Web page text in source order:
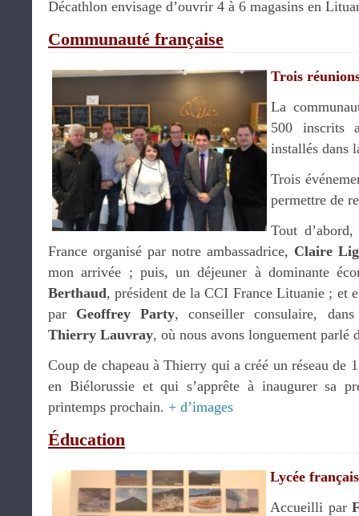
Décathlon envisage d’ouvrir 4 à 6 magasins en
Communauté française
Trois
La
500 inscrits
installés dans
Trois
permettre de
Tout
France organisé par notre ambassadrice, Claire
mon arrivée ; puis, un déjeuner à dominante
Berthaud, président de la CCI France Lituanie ; et
par Geoffrey Party, conseiller consulaire,
Thierry Lauvray, où nous avons longuement parlé
Coup de chapeau à Thierry qui a créé un réseau de
en Biélorussie et qui s’apprête à inaugurer sa
printemps prochain. + d’images
Éducation
Lycée français
Accueilli par